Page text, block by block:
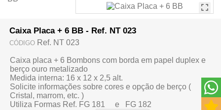
Caixa Placa + 6 BB - Ref. NT 023
CÓDIGO Ref. NT 023
Caixa placa + 6 Bombons com borda em papel duplex e
berço ouro metalizado
Medida interna: 16 x 12 x 2,5 alt.
Solicite informações sobre cores e opção de berço (
Cristal, marrom, etc. )
Utiliza Formas Ref. FG 181 e FG 182